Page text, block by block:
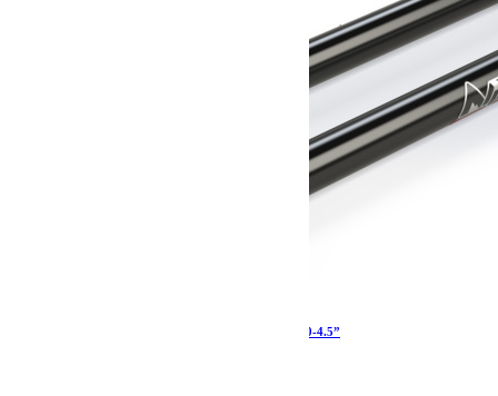
Tirants de pont Alpine IR arrière inférieurs JT 0-4.5”